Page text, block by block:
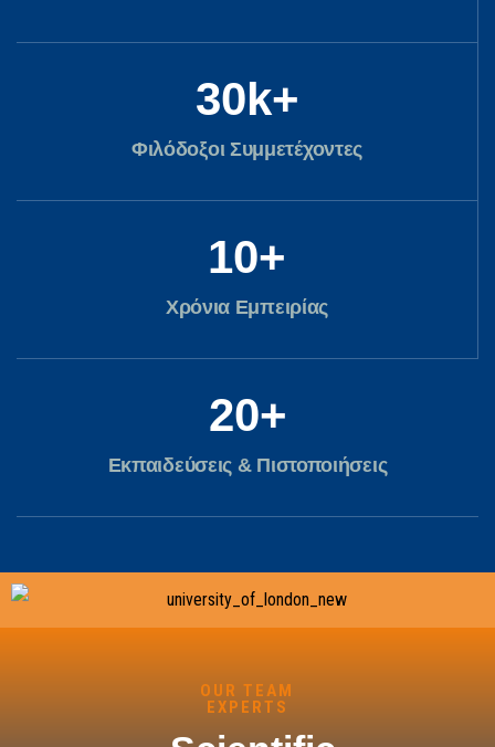
30k+
Φιλόδοξοι Συμμετέχοντες
10+
Χρόνια Εμπειρίας
20+
Εκπαιδεύσεις & Πιστοποιήσεις
OUR TEAM
EXPERTS